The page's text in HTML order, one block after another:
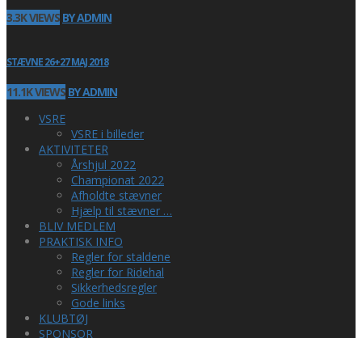
3.3K VIEWS BY ADMIN
STÆVNE 26+27 MAJ 2018
11.1K VIEWS BY ADMIN
VSRE
VSRE i billeder
AKTIVITETER
Årshjul 2022
Championat 2022
Afholdte stævner
Hjælp til stævner …
BLIV MEDLEM
PRAKTISK INFO
Regler for staldene
Regler for Ridehal
Sikkerhedsregler
Gode links
KLUBTØJ
SPONSOR